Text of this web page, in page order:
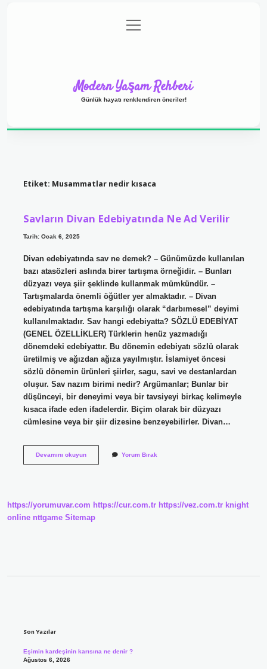
Gizlilik Politikası
menüyü
aç
Modern Yaşam Rehberi
Günlük hayatı renklendiren öneriler!
Etiket: Musammatlar nedir kısaca
Savların Divan Edebiyatında Ne Ad Verilir
Tarih: Ocak 6, 2025
Divan edebiyatında sav ne demek? – Günümüzde kullanılan
bazı atasözleri aslında birer tartışma örneğidir. – Bunları
düzyazı veya şiir şeklinde kullanmak mümkündür. –
Tartışmalarda önemli öğütler yer almaktadır. – Divan
edebiyatında tartışma karşılığı olarak “darbımesel” deyimi
kullanılmaktadır. Sav hangi edebiyatta? SÖZLÜ EDEBİYAT
(GENEL ÖZELLİKLER) Türklerin henüz yazmadığı
dönemdeki edebiyattır. Bu dönemin edebiyatı sözlü olarak
üretilmiş ve ağızdan ağıza yayılmıştır. İslamiyet öncesi
sözlü dönemin ürünleri şiirler, sagu, savi ve destanlardan
oluşur. Sav nazım birimi nedir? Argümanlar; Bunlar bir
düşünceyi, bir deneyimi veya bir tavsiyeyi birkaç kelimeyle
kısaca ifade eden ifadelerdir. Biçim olarak bir düzyazı
cümlesine veya bir şiir dizesine benzeyebilirler. Divan…
Devamını okuyunSavların
Yorum Bırak
https://yorumuvar.com https://cur.com.tr https://vez.com.tr knight
online nttgame Sitemap
Son Yazılar
Eşimin kardeşinin karısına ne denir ?
Ağustos 6, 2026